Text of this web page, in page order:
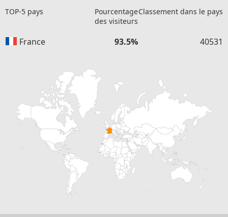
TOP-5 pays
Pourcentage
des visiteurs
Classement dans le pays
France 93.5% 40531